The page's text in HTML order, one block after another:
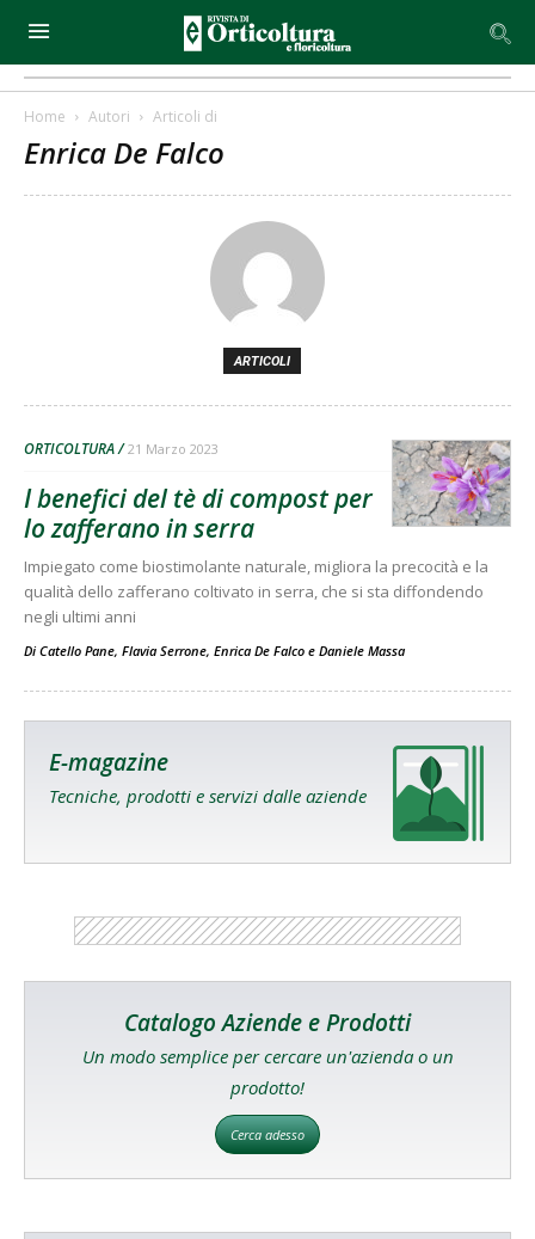
Home Autori Articoli di
Enrica De Falco
ARTICOLI
ORTICOLTURA 21 Marzo 2023
I benefici del tè di compost per
lo zafferano in serra
Impiegato come biostimolante naturale, migliora la precocità e la
qualità dello zafferano coltivato in serra, che si sta diffondendo
negli ultimi anni
Di Catello Pane, Flavia Serrone, Enrica De Falco e Daniele Massa
E-magazine
Tecniche, prodotti e servizi dalle aziende
Catalogo Aziende e Prodotti
Un modo semplice per cercare un'azienda o un
prodotto!
Cerca adesso